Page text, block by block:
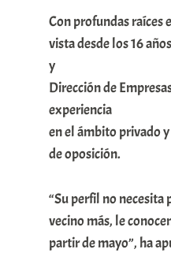
Con profundas raíces
vista desde los 16
y
Dirección de
experiencia
en el ámbito privado
de oposición.
“Su perfil no necesita
vecino más, le
partir de mayo”, ha